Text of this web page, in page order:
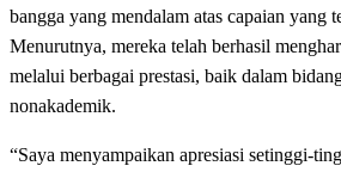
bangga yang mendalam atas capaian yang
Menurutnya, mereka telah berhasil
melalui berbagai prestasi, baik dalam
nonakademik.
“Saya menyampaikan apresiasi setinggi-